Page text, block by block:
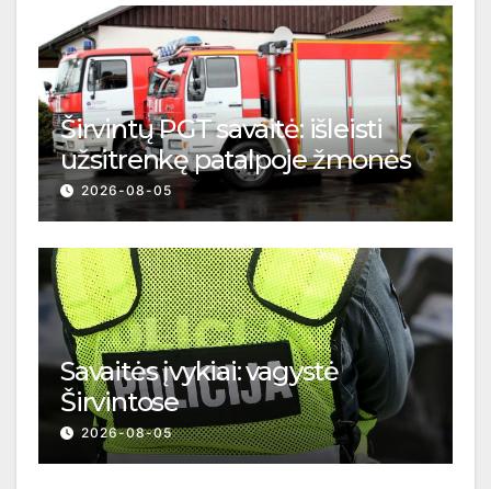
Širvintų PGT savaitė: išleisti
užsitrenkę patalpoje žmonės
2026-08-05
Savaitės įvykiai: vagystė
Širvintose
2026-08-05